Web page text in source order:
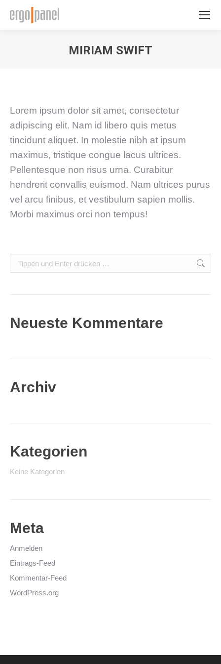
MIRIAM SWIFT
Lorem ipsum dolor sit amet, consectetur
adipiscing elit. Nam id libero quis metus
tincidunt aliquet. In molestie nibh at ipsum
maximus, tristique congue lacus ultrices.
Pellentesque non risus urna. Curabitur
hendrerit convallis euismod. Nam ultrices purus
vel arcu finibus, et vestibulum sapien mollis.
Morbi maximus orci non tempus!
Search:
Neueste Kommentare
Archiv
Kategorien
Keine Kategorien
Meta
Anmelden
Eintrags-Feed
Kommentar-Feed
WordPress.org